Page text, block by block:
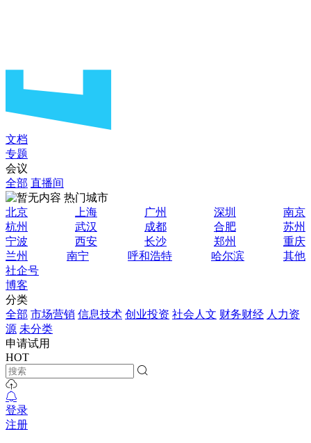
文档
专题
会议
全部 直播间
热门城市
北京
上海 广州 深圳
南京
杭州
武汉 成都 合肥
苏州
宁波
西安 长沙 郑州
重庆
兰州
南宁 呼和浩特 哈尔滨
其他
社企号
博客
分类
全部 市场营销 信息技术 创业投资 社会人文 财务财经 人力资
源 未分类
申请试用
HOT
登录
注册